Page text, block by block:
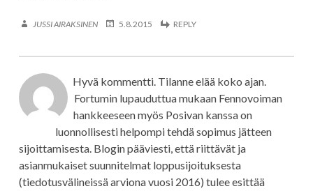
JUSSI AIRAKSINEN 5.8.2015 REPLY
Hyvä kommentti. Tilanne elää koko ajan.
Fortumin lupauduttua mukaan Fennovoiman
hankkeeseen myös Posivan kanssa on
luonnollisesti helpompi tehdä sopimus jätteen
sijoittamisesta. Blogin pääviesti, että riittävät ja
asianmukaiset suunnitelmat loppusijoituksesta
(tiedotusvälineissä arviona vuosi 2016) tulee esittää